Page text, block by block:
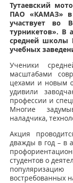
ФОТОГАЛЕРЕЯ
КОНТАКТНАЯ
Тутаевский
ПАО «КАМАЗ» в
участвует во
турникетов». В
средней школы
учебных
Ученики
масштабами
цехами и новым
удивили
профессии и
Многие
наладчика,
Акция
дважды в год – в
студентов о
востребованных